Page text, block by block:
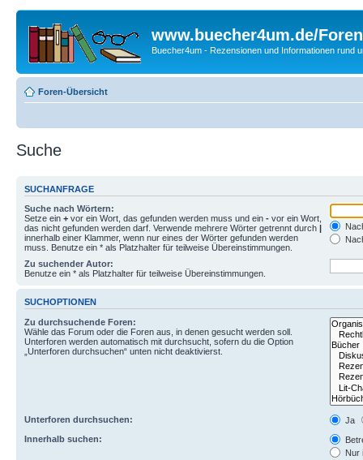
www.buecher4um.de/Foren
Buecher4um - Rezensionen und Informationen rund
Foren-Übersicht
Suche
SUCHANFRAGE
Suche nach Wörtern:
Setze ein + vor ein Wort, das gefunden werden muss und ein - vor ein Wort,
das nicht gefunden werden darf. Verwende mehrere Wörter getrennt durch |
innerhalb einer Klammer, wenn nur eines der Wörter gefunden werden
muss. Benutze ein * als Platzhalter für teilweise Übereinstimmungen.
Zu suchender Autor:
Benutze ein * als Platzhalter für teilweise Übereinstimmungen.
SUCHOPTIONEN
Zu durchsuchende Foren:
Wähle das Forum oder die Foren aus, in denen gesucht werden soll.
Unterforen werden automatisch mit durchsucht, sofern du die Option
„Unterforen durchsuchen“ unten nicht deaktivierst.
Unterforen durchsuchen:
Ja
Innerhalb suchen:
Nur